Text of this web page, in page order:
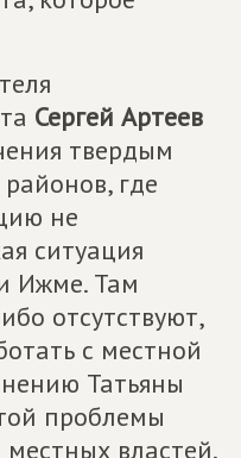
Сергей Артеев
твердым
где
не
ситуация
Ижме. Там
отсутствуют,
с местной
Татьяны
проблемы
властей.